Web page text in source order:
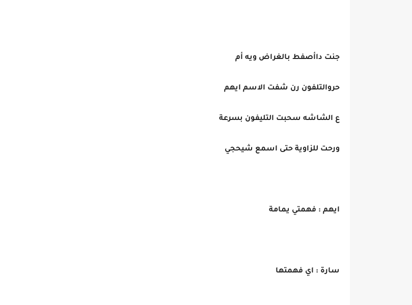
جنت داأصفط بالغراض ويه أم
حروالتلفون رن شفت الاسم ايهم
ع الشاشه سحبت التليفون بسرعة
ورحت للزاوية حتى اسمع شيحجي
ايهم : فهمتي يمامة
سارة : اي فهمتها